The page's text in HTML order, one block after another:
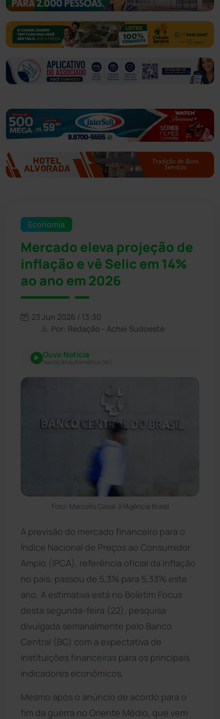
Economia
Mercado eleva projeção de
inflação e vê Selic em 14%
ao ano em 2026
23 Jun 2026 / 13:30
Por: Redação - Achei Sudoeste
Ouvir Notícia
Narração automática (IA)
Foto: Marcello Casal Jr/Agência Brasil
A previsão do mercado financeiro para o
Índice Nacional de Preços ao Consumidor
Amplo (IPCA), referência oficial da inflação
no país, passou de 5,3% para 5,33% este
ano. A estimativa está no Boletim Focus
desta segunda-feira (22), pesquisa
divulgada semanalmente pelo Banco
Central (BC) com a expectativa de
instituições financeiras para os principais
indicadores econômicos.
Mesmo após o anúncio de acordo para o
fim da guerra no Oriente Médio, que vem